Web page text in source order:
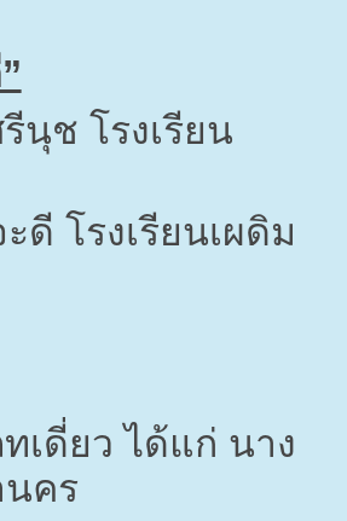
นุช โรงเรียน
โรงเรียนเผดิม
ทเดี่ยว ได้แก่ นาง
นคร